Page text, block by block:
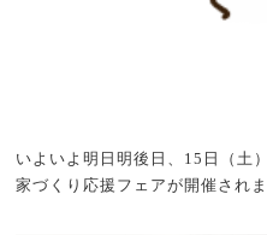
いよいよ明日明後日、15日（土
家づくり応援フェアが開催されま